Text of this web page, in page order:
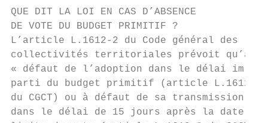
QUE DIT LA LOI EN CAS D’ABSENCE
DE VOTE DU BUDGET PRIMITIF ?
L’article L.1612-2 du Code général des
collectivités territoriales prévoit qu’à
« défaut de l’adoption dans le délai
parti du budget primitif (article
du CGCT) ou à défaut de sa
dans le délai de 15 jours après la date